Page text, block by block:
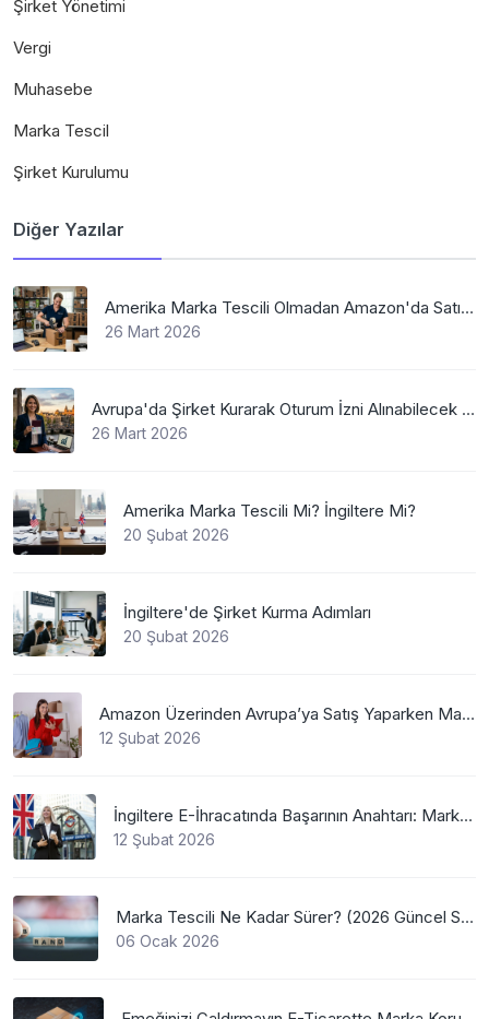
Şirket Yönetimi
Vergi
Muhasebe
Marka Tescil
Şirket Kurulumu
Diğer Yazılar
Amerika Marka Tescili Olmadan Amazon'da Satış Mümkün Mü
26 Mart 2026
Avrupa'da Şirket Kurarak Oturum İzni Alınabilecek En Mantıklı Ülkeler Nelerdir?
26 Mart 2026
Amerika Marka Tescili Mi? İngiltere Mi?
20 Şubat 2026
İngiltere'de Şirket Kurma Adımları
20 Şubat 2026
Amazon Üzerinden Avrupa’ya Satış Yaparken Marka Tescilinin Önemi
12 Şubat 2026
İngiltere E-İhracatında Başarının Anahtarı: Marka Tescili
12 Şubat 2026
Marka Tescili Ne Kadar Sürer? (2026 Güncel Süreler)
06 Ocak 2026